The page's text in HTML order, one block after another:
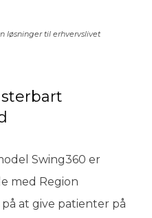
løsninger til erhvervslivet
Swing360 er
med Region
at give patienter på